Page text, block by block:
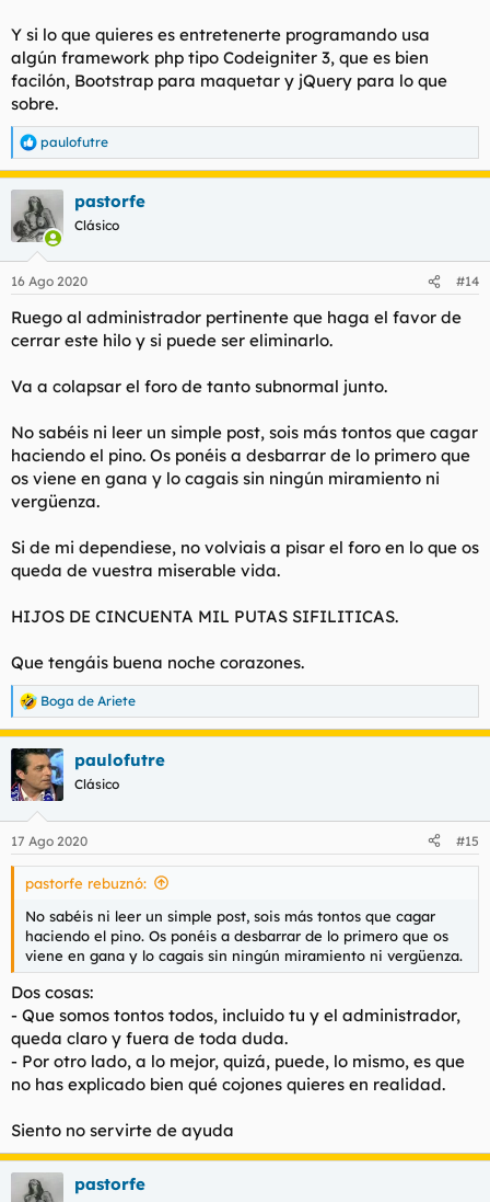
Y si lo que quieres es entretenerte programando usa
algún framework php tipo Codeigniter 3, que es bien
facilón, Bootstrap para maquetar y jQuery para lo que
sobre.
R
e
a
c
i
e
:
paulofutre
pastorfe
Clásico
16 Ago 2020 #14
Ruego al administrador pertinente que haga el favor de
cerrar este hilo y si puede ser eliminarlo.
Va a colapsar el foro de tanto subnormal junto.
No sabéis ni leer un simple post, sois más tontos que cagar
haciendo el pino. Os ponéis a desbarrar de lo primero que
os viene en gana y lo cagais sin ningún miramiento ni
vergüenza.
Si de mi dependiese, no volviais a pisar el foro en lo que os
queda de vuestra miserable vida.
HIJOS DE CINCUENTA MIL PUTAS SIFILITICAS.
Que tengáis buena noche corazones.
R
e
a
c
c
i
e
s
Boga de Ariete
paulofutre
Clásico
17 Ago 2020 #15
pastorfe rebuznó:
No sabéis ni leer un simple post, sois más tontos que cagar
haciendo el pino. Os ponéis a desbarrar de lo primero que os
viene en gana y lo cagais sin ningún miramiento ni vergüenza.
Dos cosas:
- Que somos tontos todos, incluido tu y el administrador,
queda claro y fuera de toda duda.
- Por otro lado, a lo mejor, quizá, puede, lo mismo, es que
no has explicado bien qué cojones quieres en realidad.
Siento no servirte de ayuda
pastorfe